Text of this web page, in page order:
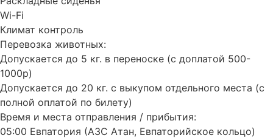
Wi-Fi
Климат контроль
Перевозка животных:
Допускается до 5 кг. в переноске (с доплатой 500-
1000р)
Допускается до 20 кг. с выкупом отдельного места (с
полной оплатой по билету)
Время и места отправления / прибытия:
05:00 Евпатория (АЗС Атан, Евпаторийское кольцо)